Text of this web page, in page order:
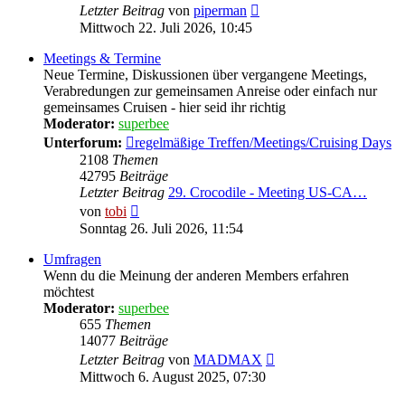
Letzter Beitrag von piperman
Mittwoch 22. Juli 2026, 10:45
Meetings & Termine
Neue Termine, Diskussionen über vergangene Meetings,
Verabredungen zur gemeinsamen Anreise oder einfach nur
gemeinsames Cruisen - hier seid ihr richtig
Moderator: superbee
Unterforum:
regelmäßige Treffen/Meetings/Cruising Days
2108 Themen
42795 Beiträge
Letzter Beitrag 29. Crocodile - Meeting US-CA…
von tobi
Beitrag
Sonntag 26. Juli 2026, 11:54
Umfragen
Wenn du die Meinung der anderen Members erfahren
möchtest
Moderator: superbee
655 Themen
14077 Beiträge
Letzter Beitrag von MADMAX
Mittwoch 6. August 2025, 07:30